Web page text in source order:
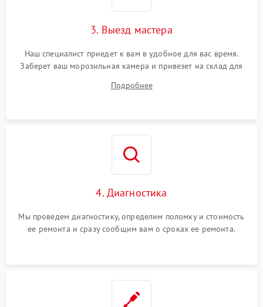
3. Выезд мастера
Наш специалист приедет к вам в удобное для вас время.
Заберет ваш морозильная камера и привезет на склад для
Подробнее
4. Диагностика
Мы проведем диагностику, определим поломку и стоимость
ее ремонта и сразу сообщим вам о сроках ее ремонта.